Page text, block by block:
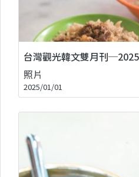
台灣觀光韓文雙月刊
照片
2025/01/01